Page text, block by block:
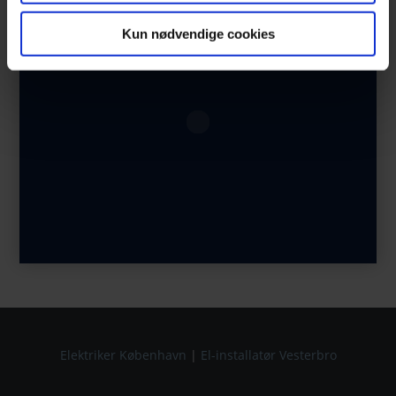
Kun nødvendige cookies
Elektriker København | El-installatør Vesterbro